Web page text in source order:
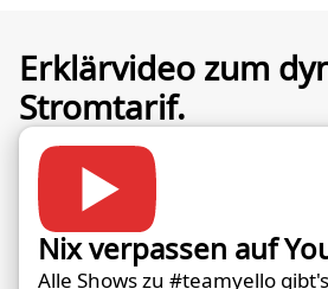
Erklärvideo zum
Stromtarif.
Nix verpassen auf
Alle Shows zu #teamyello